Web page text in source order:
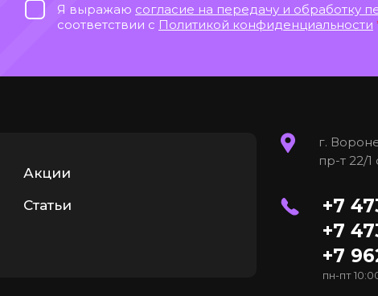
Я выражаю согласие на передачу и обработку
соответствии с Политикой конфиденциальности
Акции
Статьи
г.
пр-т 22/
+7
+7
+7
пн-пт